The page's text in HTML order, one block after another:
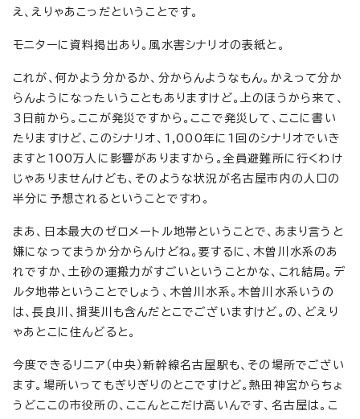
え、えりゃあこっだということです。
モニターに資料掲出あり。風水害シナリオの表紙と。
これが、何かよう分かるか、分からんようなもん。かえって分か
らんようになったいうこともありますけど。上のほうから来て、
3日前から。ここが発災ですから。ここで発災して、ここに書い
たりますけど、このシナリオ、1,000年に1回のシナリオでいき
ますと100万人に影響がありますから。全員避難所に行くわけ
じゃありませんけども、そのような状況が名古屋市内の人口の
半分に予想されるということですわ。
まあ、日本最大のゼロメートル地帯ということで、あまり言うと
嫌になってまうか分からんけどね。要するに、木曽川水系のあ
れですか、土砂の運搬力がすごいということかな、これ結局。デ
ルタ地帯ということでしょう、木曽川水系。木曽川水系いうの
は、長良川、揖斐川も含んだとこでございますけど。の、どえり
ゃあとこに住んどると。
今度できるリニア（中央）新幹線名古屋駅も、その場所でござい
ます。場所いってもぎりぎりのとこですけど。熱田神宮からちょ
うどここの市役所の、ここんとこだけ高いんです、名古屋は。こ